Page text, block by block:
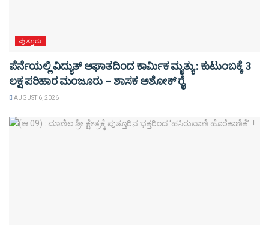
ಪುತ್ತೂರು
ಪೆರ್ನೆಯಲ್ಲಿ ವಿದ್ಯುತ್ ಆಘಾತದಿಂದ ಕಾರ್ಮಿಕ ಮೃತ್ಯು : ಕುಟುಂಬಕ್ಕೆ 3
ಲಕ್ಷ ಪರಿಹಾರ ಮಂಜೂರು – ಶಾಸಕ ಅಶೋಕ್ ರೈ
AUGUST 6, 2026